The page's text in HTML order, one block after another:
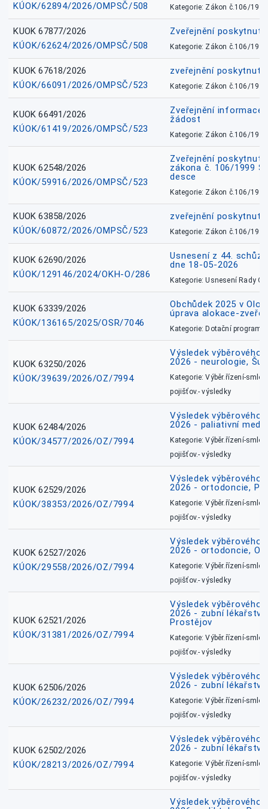
KÚOK/62894/2026/OMPSČ/508
Kategorie: Zákon č.106/1999
KUOK 67877/2026
KÚOK/62624/2026/OMPSČ/508
Zveřejnění
Kategorie: Zákon č.106/1999
KUOK 67618/2026
KÚOK/66091/2026/OMPSČ/523
zveřejnění
Kategorie: Zákon č.106/1999
KUOK 66491/2026
KÚOK/61419/2026/OMPSČ/523
Zveřejnění informace
žádost
Kategorie: Zákon č.106/1999
KUOK 62548/2026
KÚOK/59916/2026/OMPSČ/523
Zveřejnění
zákona č. 106/1999
desce
Kategorie: Zákon č.106/1999
KUOK 63858/2026
KÚOK/60872/2026/OMPSČ/523
zveřejnění
Kategorie: Zákon č.106/1999
KUOK 62690/2026
KÚOK/129146/2024/OKH-O/286
Usnesení z 44.
dne 18-05-2026
Kategorie: Usnesení Rady
KUOK 63339/2026
KÚOK/136165/2025/OSR/7046
Obchůdek 2025 v
úprava alokace-
Kategorie: Dotační
KUOK 63250/2026
KÚOK/39639/2026/OZ/7994
Výsledek výběrového
2026 - neurologie,
Kategorie: Výběr.řízení-
pojišťov.- výsledky
KUOK 62484/2026
KÚOK/34577/2026/OZ/7994
Výsledek výběrového
2026 - paliativní
Kategorie: Výběr.řízení-
pojišťov.- výsledky
KUOK 62529/2026
KÚOK/38353/2026/OZ/7994
Výsledek výběrového
2026 - ortodoncie,
Kategorie: Výběr.řízení-
pojišťov.- výsledky
KUOK 62527/2026
KÚOK/29558/2026/OZ/7994
Výsledek výběrového
2026 - ortodoncie,
Kategorie: Výběr.řízení-
pojišťov.- výsledky
KUOK 62521/2026
KÚOK/31381/2026/OZ/7994
Výsledek výběrového
2026 - zubní
Prostějov
Kategorie: Výběr.řízení-
pojišťov.- výsledky
KUOK 62506/2026
KÚOK/26232/2026/OZ/7994
Výsledek výběrového
2026 - zubní
Kategorie: Výběr.řízení-
pojišťov.- výsledky
KUOK 62502/2026
KÚOK/28213/2026/OZ/7994
Výsledek výběrového
2026 - zubní
Kategorie: Výběr.řízení-
pojišťov.- výsledky
Výsledek výběrového